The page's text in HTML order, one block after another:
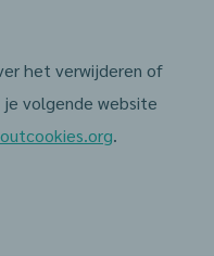
het verwijderen of
je volgende website
.